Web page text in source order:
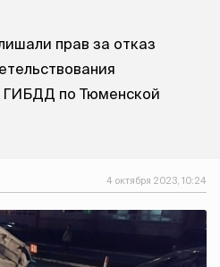
прав за отказ
ГИБДД по Тюменской
4 октября 2023, 10:24